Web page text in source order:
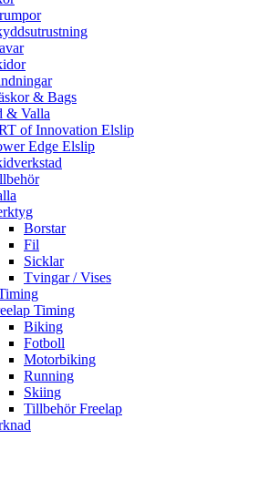
& Bags
& Valla
of Innovation Elslip
Edge Elslip
Borstar
Fil
Sicklar
Tvingar / Vises
Timing
Biking
Fotboll
Motorbiking
Running
Skiing
Tillbehör Freelap